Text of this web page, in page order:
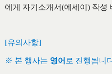
에게 자기소개서(에세이) 작성
[유의사항]
※ 본 행사는 영어 로 진행됩니